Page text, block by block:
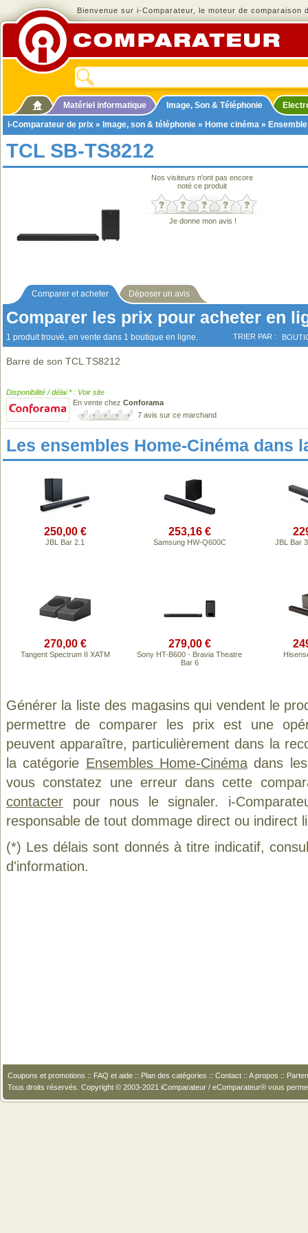
Bienvenue sur i-Comparateur, le moteur de comparaison
Matériel informatique Image, Son & Téléphonie
i-Comparateur de prix » Image, son & téléphonie » Home cinéma »
TCL SB-TS8212
Nos visiteurs n'ont pas encore
noté ce produit
Je donne mon avis !
Comparer et acheter Déposer un avis
Comparer les prix pour acheter en
1 produit trouvé, en vente dans 1 boutique en ligne. TRIER PAR :
Barre de son TCL TS8212
Disponibilité / délai * : Voir site
En vente chez Conforama
7 avis sur ce marchand
Les ensembles Home-Cinéma dans
250,00 €
JBL Bar 2.1
253,16 €
Samsung HW-Q600C JBL Bar
270,00 €
Tangent Spectrum II XATM
279,00 €
Sony HT-B600 - Bravia Theatre
Bar 6
Générer la liste des magasins qui vendent le
permettre de comparer les prix est une
peuvent apparaître, particulièrement dans la
la catégorie Ensembles Home-Cinémadans les
vous constatez une erreur dans cette
contacter pour nous le signaler. i-
responsable de tout dommage direct ou indirect
(*) Les délais sont donnés à titre indicatif,
d'information.
Coupons et promotions :: FAQ et aide :: Plan des catégories :: Contact :: A propos ::
Tous droits réservés. Copyright © 2003-2021 iComparateur / eComparateur® vous